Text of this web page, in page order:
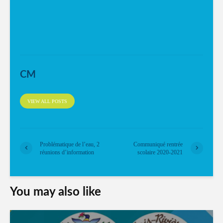
CM
VIEW ALL POSTS
Problématique de l’eau, 2
réunions d’information
Communiqué rentrée
scolaire 2020-2021
You may also like